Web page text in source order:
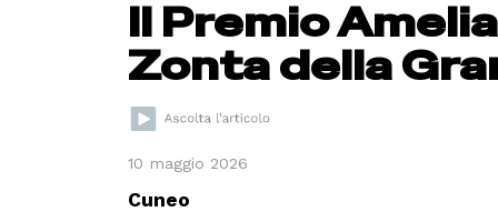
Il Premio
Zonta della
10 maggio 2026
Cuneo